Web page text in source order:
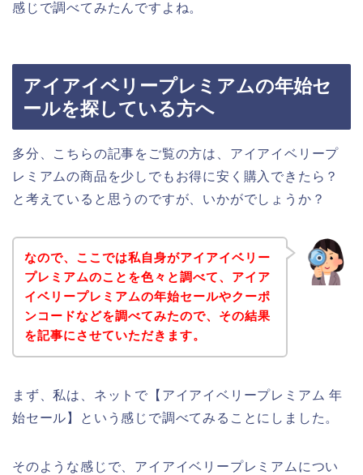
感じで調べてみたんですよね。
アイアイベリープレミアムの年始セ
ールを探している方へ
多分、こちらの記事をご覧の方は、アイアイベリープ
レミアムの商品を少しでもお得に安く購入できたら？
と考えていると思うのですが、いかがでしょうか？
なので、ここでは私自身がアイアイベリー
プレミアムのことを色々と調べて、アイア
イベリープレミアムの年始セールやクーポ
ンコードなどを調べてみたので、その結果
を記事にさせていただきます。
まず、私は、ネットで【アイアイベリープレミアム 年
始セール】という感じで調べてみることにしました。
そのような感じで、アイアイベリープレミアムについ